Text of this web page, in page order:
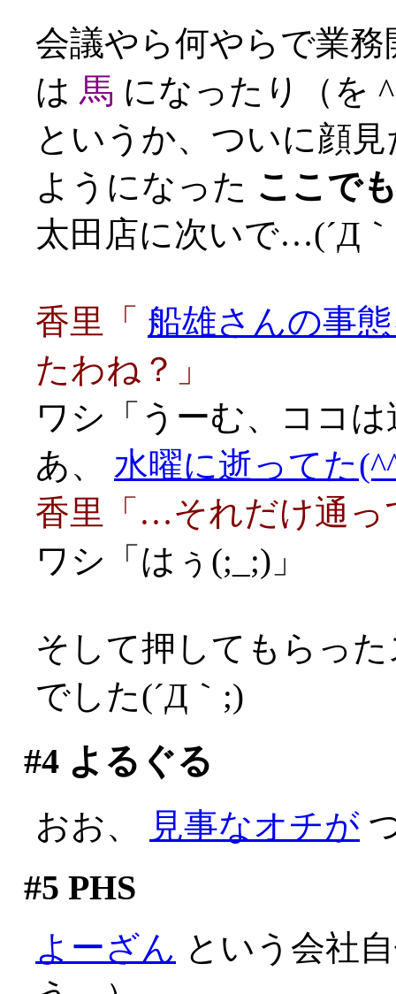
会議やら何やらで業
は 馬 になったり（を ^
というか、ついに顔
ようになった ここで
太田店に次いで…(´Д
香里「 船雄さんの事
たわね？」
ワシ「うーむ、ココ
あ、 水曜に逝ってた
香里「…それだけ通っ
ワシ「はぅ(;_;)」
そして押してもらっ
でした(´Д｀;)
#4よるぐる
おお、 見事なオチが
#5 PHS
よーざん という会社